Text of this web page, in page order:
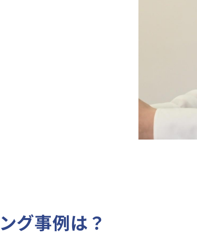
グ事例は？